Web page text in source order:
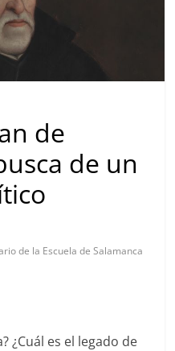
de
de un
de la Escuela de Salamanca
¿Cuál es el legado de